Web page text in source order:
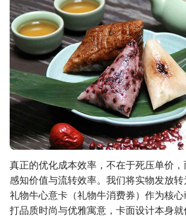
真正的优化成本效率，不在于死压单价
感知价值与流转效率。我们将实物发放
礼物牛心意卡（礼物牛消费券）作为核
打品质时尚与优雅寓意，卡面设计本身